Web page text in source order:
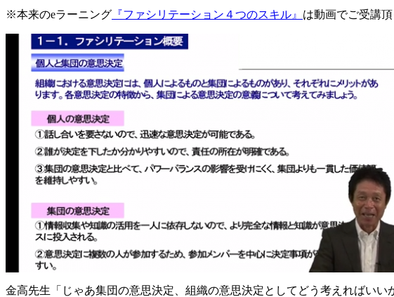
※本来のeラーニング 『ファシリテーション４つのスキル』 は動画でご受講
金高先生「じゃあ集団の意思決定、組織の意思決定としてどう考えればい